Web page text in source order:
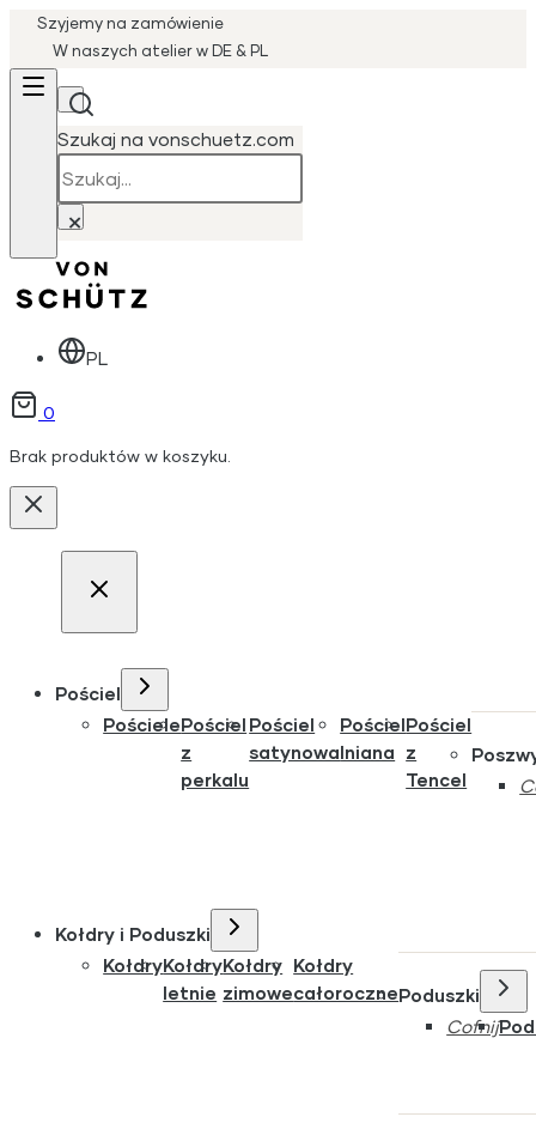
Szyjemy na zamówienie
W naszych atelier w DE & PL
Szukaj na vonschuetz.com
×
PL
0
Brak produktów w koszyku.
Pościel
PościelePościel
z
perkalu
Pościel
satynowa
Pościel
lniana
Pościel
z
Tencel
Kołdry i Poduszki
KołdryKołdry
letnie
Kołdry
zimowe
Kołdry
całorocznePoduszki
Cofnij